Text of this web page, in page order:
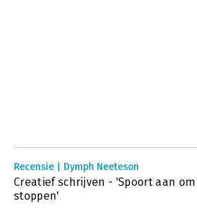
Recensie | Dymph Neeteson
Creatief schrijven - 'Spoort aan
stoppen'